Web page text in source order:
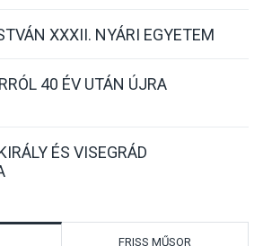
XXXII. NYÁRI EGYETEM
40 ÉV UTÁN ÚJRA
ÉS VISEGRÁD
FRISS MŰSOR